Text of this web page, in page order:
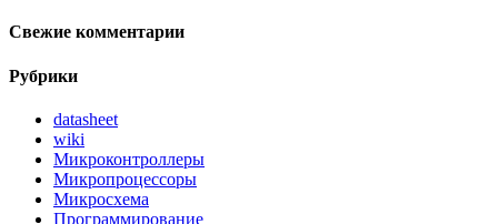
Свежие комментарии
Рубрики
datasheet
wiki
Микроконтроллеры
Микропроцессоры
Микросхема
Программирование